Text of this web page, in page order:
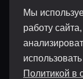
Мы
работу
Политикой в